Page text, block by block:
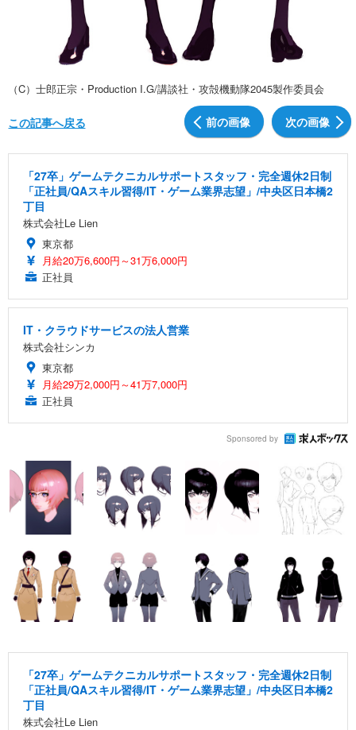
（C）士郎正宗・Production I.G/講談社・攻殻機動隊2045製作委員会
前の画像 次の画像
この記事へ戻る
「27卒」ゲームテクニカルサポートスタッフ・完全週休2日制
「正社員/QAスキル習得/IT・ゲーム業界志望」/中央区日本橋2
丁目
株式会社Le Lien
東京都
月給20万6,600円～31万6,000円
正社員
IT・クラウドサービスの法人営業
株式会社シンカ
東京都
月給29万2,000円～41万7,000円
正社員
Sponsored by
「27卒」ゲームテクニカルサポートスタッフ・完全週休2日制
「正社員/QAスキル習得/IT・ゲーム業界志望」/中央区日本橋2
丁目
株式会社Le Lien